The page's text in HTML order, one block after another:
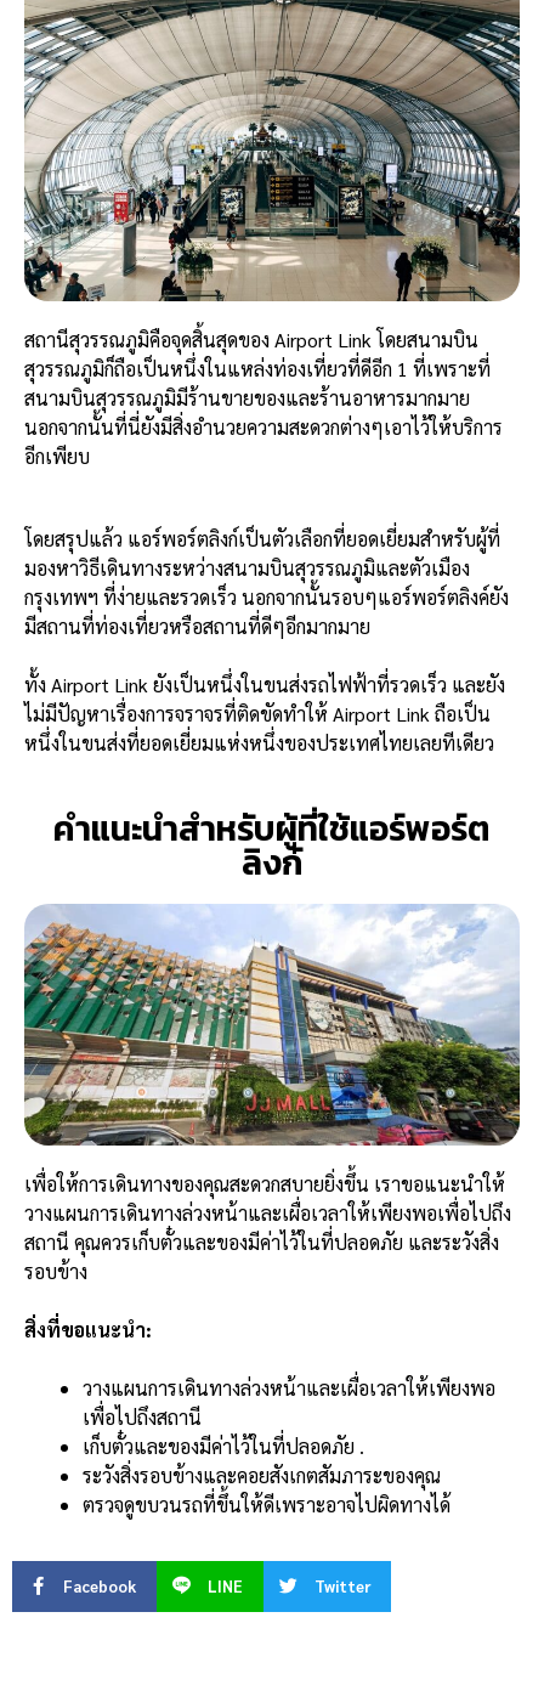
สถานีสุวรรณภูมิคือจุดสิ้นสุดของ Airport Link โดยสนามบิน
สุวรรณภูมิก็ถือเป็นหนึ่งในแหล่งท่องเที่ยวที่ดีอีก 1 ที่เพราะที่
สนามบินสุวรรณภูมิมีร้านขายของและร้านอาหารมากมาย
นอกจากนั้นที่นี่ยังมีสิ่งอำนวยความสะดวกต่างๆเอาไว้ให้บริการ
อีกเพียบ
โดยสรุปแล้ว แอร์พอร์ตลิงก์เป็นตัวเลือกที่ยอดเยี่ยมสำหรับผู้ที่
มองหาวิธีเดินทางระหว่างสนามบินสุวรรณภูมิและตัวเมือง
กรุงเทพฯ ที่ง่ายและรวดเร็ว นอกจากนั้นรอบๆแอร์พอร์ตลิงค์ยัง
มีสถานที่ท่องเที่ยวหรือสถานที่ดีๆอีกมากมาย
ทั้ง Airport Link ยังเป็นหนึ่งในขนส่งรถไฟฟ้าที่รวดเร็ว และยัง
ไม่มีปัญหาเรื่องการจราจรที่ติดขัดทำให้ Airport Link ถือเป็น
หนึ่งในขนส่งที่ยอดเยี่ยมแห่งหนึ่งของประเทศไทยเลยทีเดียว
คำแนะนำสำหรับผู้ที่ใช้แอร์พอร์ต
ลิงก์
เพื่อให้การเดินทางของคุณสะดวกสบายยิ่งขึ้น เราขอแนะนำให้
วางแผนการเดินทางล่วงหน้าและเผื่อเวลาให้เพียงพอเพื่อไปถึง
สถานี คุณควรเก็บตั๋วและของมีค่าไว้ในที่ปลอดภัย และระวังสิ่ง
รอบข้าง
สิ่งที่ขอแนะนำ:
วางแผนการเดินทางล่วงหน้าและเผื่อเวลาให้เพียงพอ
เพื่อไปถึงสถานี
เก็บตั๋วและของมีค่าไว้ในที่ปลอดภัย .
ระวังสิ่งรอบข้างและคอยสังเกตสัมภาระของคุณ
ตรวจดูขบวนรถที่ขึ้นให้ดีเพราะอาจไปผิดทางได้
Facebook LINE Twitter